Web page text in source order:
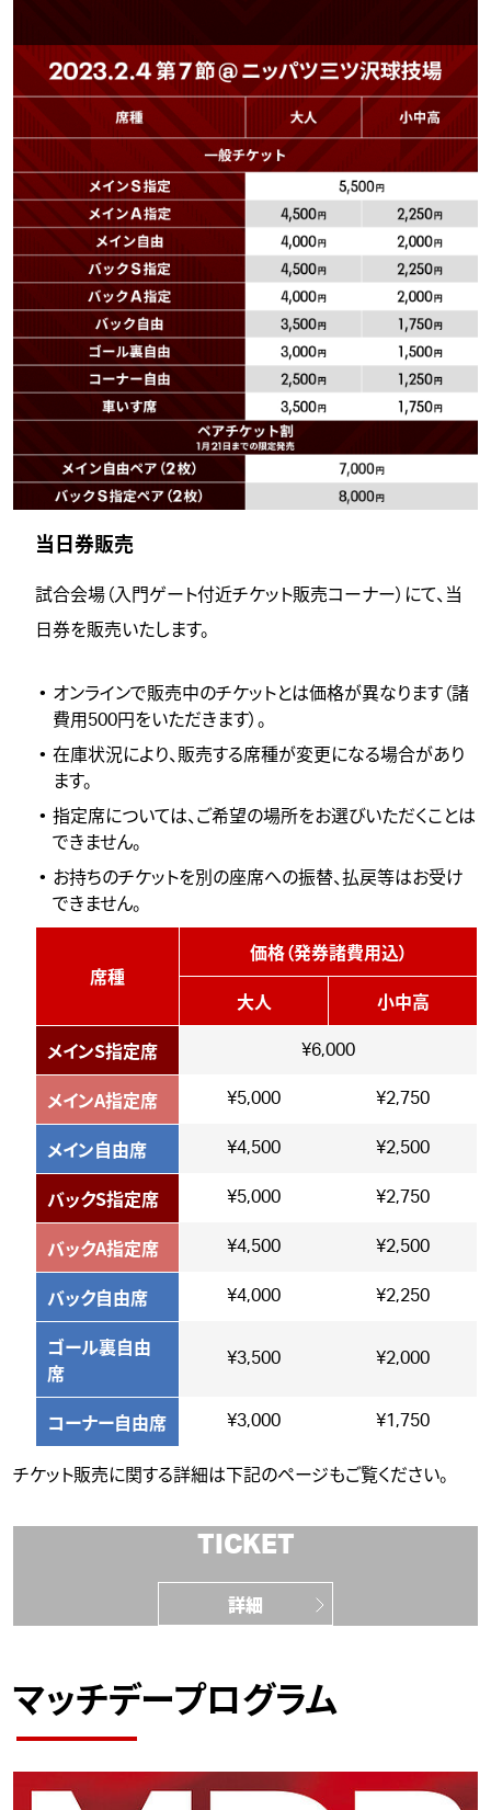
当日券販売
試合会場（入門ゲート付近チケット販売コーナー）にて、当
日券を販売いたします。
オンラインで販売中のチケットとは価格が異なります（諸
費用500円をいただきます）。
在庫状況により、販売する席種が変更になる場合があり
ます。
指定席については、ご希望の場所をお選びいただくことは
できません。
お持ちのチケットを別の座席への振替、払戻等はお受け
できません。
席種
価格（発券諸費用込）
大人
小中高
メインS指定席
¥6,000
メインA指定席 ¥5,000 ¥2,750
メイン自由席 ¥4,500 ¥2,500
バックS指定席 ¥5,000 ¥2,750
バックA指定席 ¥4,500 ¥2,500
バック自由席 ¥4,000 ¥2,250
ゴール裏自由
席
¥3,500 ¥2,000
コーナー自由席 ¥3,000 ¥1,750
チケット販売に関する詳細は下記のページもご覧ください。
TICKET
詳細
マッチデープログラム